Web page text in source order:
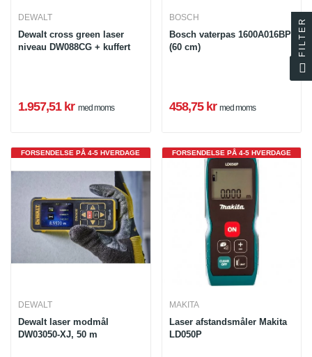
DEWALT
Dewalt cross green laser
niveau DW088CG + kuffert
1.957,51 kr med moms
BOSCH
Bosch vaterpas 1600A016BP
(60 cm)
458,75 kr med moms
FORSENDELSE PÅ 4-5 HVERDAGE
DEWALT
Dewalt laser modmål
DW03050-XJ, 50 m
FORSENDELSE PÅ 4-5 HVERDAGE
MAKITA
Laser afstandsmåler Makita
LD050P
FILTER